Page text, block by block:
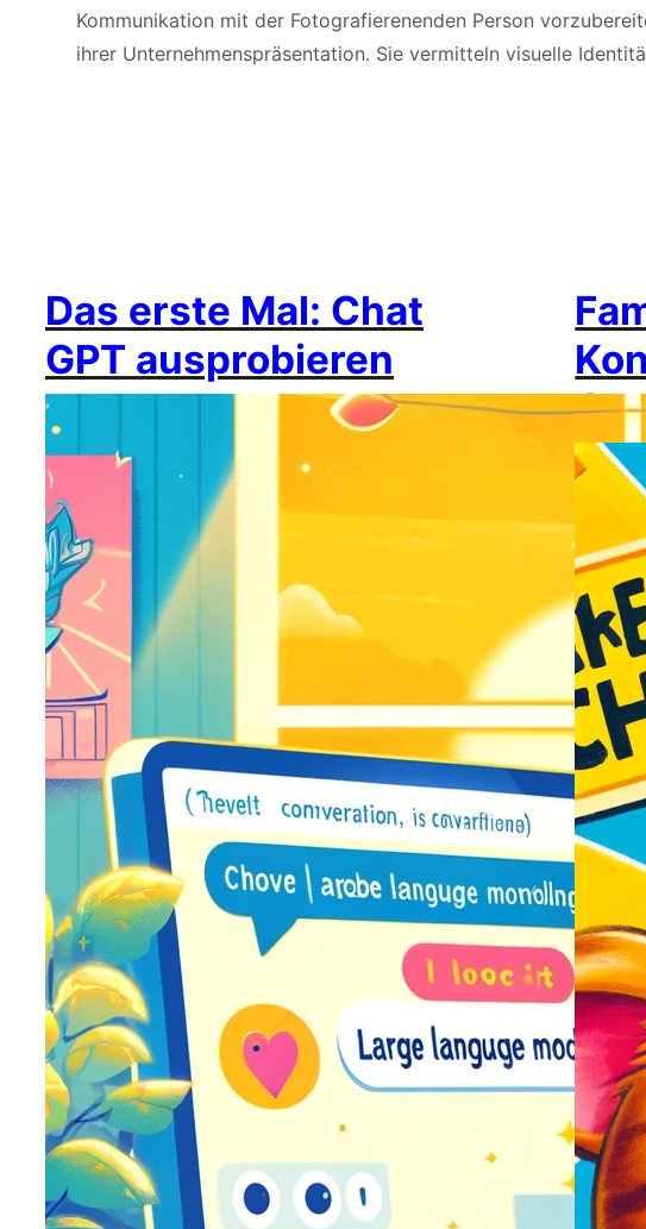
Kommunikation mit der Fotografierenenden Person
ihrer Unternehmenspräsentation. Sie vermitteln visuelle
Das erste Mal: Chat
GPT ausprobieren